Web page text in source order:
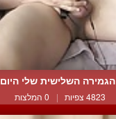
הגמירה השלישית שלי היום
4823 צפיות | 0 המלצות